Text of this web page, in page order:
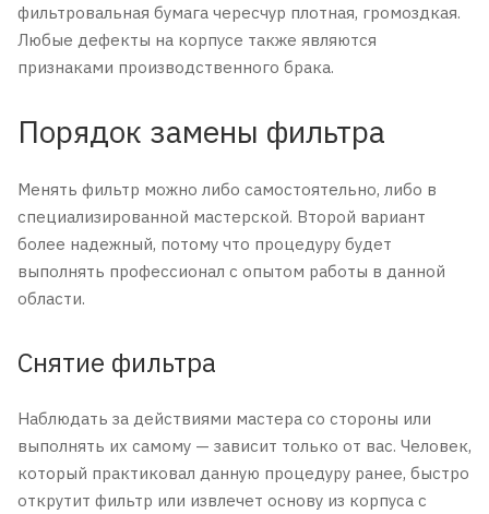
фильтровальная бумага чересчур плотная, громоздкая.
Любые дефекты на корпусе также являются
признаками производственного брака.
Порядок замены фильтра
Менять фильтр можно либо самостоятельно, либо в
специализированной мастерской. Второй вариант
более надежный, потому что процедуру будет
выполнять профессионал с опытом работы в данной
области.
Снятие фильтра
Наблюдать за действиями мастера со стороны или
выполнять их самому — зависит только от вас. Человек,
который практиковал данную процедуру ранее, быстро
открутит фильтр или извлечет основу из корпуса с